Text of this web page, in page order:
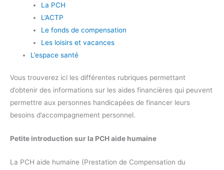
La PCH
L’ACTP
Le fonds de compensation
Les loisirs et vacances
L’espace santé
Vous trouverez ici les différentes rubriques permettant
d’obtenir des informations sur les aides financières qui peuvent
permettre aux personnes handicapées de financer leurs
besoins d’accompagnement personnel.
Petite introduction sur la PCH aide humaine
La PCH aide humaine (Prestation de Compensation du